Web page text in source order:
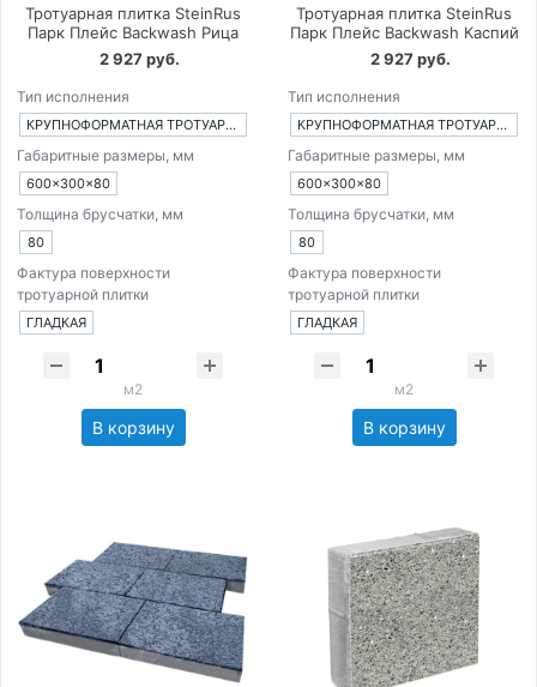
Тротуарная плитка SteinRus
Парк Плейс Backwash Рица
2 927 руб.
Тип исполнения
КРУПНОФОРМАТНАЯ ТРОТУАРНАЯ ПЛИТКА ИЗ 1-ГО ЭЛЕМЕНТА
Габаритные размеры, мм
600×300×80
Толщина брусчатки, мм
80
Фактура поверхности
тротуарной плитки
ГЛАДКАЯ
м2
В корзину
Тротуарная плитка SteinRus
Парк Плейс Backwash Каспий
2 927 руб.
Тип исполнения
КРУПНОФОРМАТНАЯ ТРОТУАРНАЯ ПЛИТКА ИЗ 1-ГО ЭЛЕМЕНТА
Габаритные размеры, мм
600×300×80
Толщина брусчатки, мм
80
Фактура поверхности
тротуарной плитки
ГЛАДКАЯ
м2
В корзину